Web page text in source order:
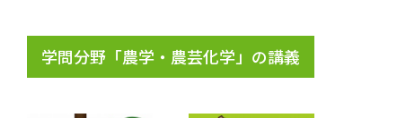
解説 学問の教科書 夢ナビライブ
学問分野「農学・農芸化学」の講義